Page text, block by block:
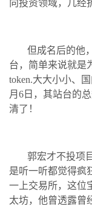
向投资领域，几经
但成名后的他
台，简单来说就是
token.大大小小、
月6日，其站台的
清了！
郭宏才不投项
是听一听都觉得疯
一上交易所，这位
太坊，他曾透露曾